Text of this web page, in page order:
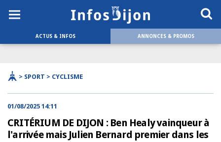
ACTUS & INFOS ANNONCES & PROMOS
> SPORT > CYCLISME
01/08/2025 14:11
CRITÉRIUM DE DIJON : Ben Healy vainqueur à
l'arrivée mais Julien Bernard premier dans les